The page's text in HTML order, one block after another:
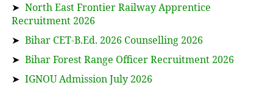
➤ North East Frontier Railway Apprentice
Recruitment 2026
➤ Bihar CET-B.Ed. 2026 Counselling 2026
➤ Bihar Forest Range Officer Recruitment 2026
➤ IGNOU Admission July 2026